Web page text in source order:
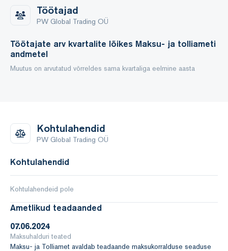
välistele alltöövõtjatele.
Ettevõte ei teinud eelmisel majandusaastal
järgmisel majandusaastal ei plaanita uusi
Finantssuhe Valem 31.12.2024 31.12.2023
Töötajad
PW Global Trading OÜ
Töötajate arv kvartalite lõikes Maksu- ja tolliameti
andmetel
Muutus on arvutatud võrreldes sama kvartaliga eelmine aasta
Kohtulahendid
PW Global Trading OÜ
Kohtulahendid
Kohtulahendeid pole
Ametlikud teadaanded
07.06.2024
Maksuhalduri teated
Maksu- ja Tolliamet avaldab teadaande maksukorralduse seaduse